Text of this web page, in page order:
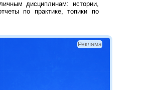
дисциплинам: истории,
по практике, топики по
Реклама